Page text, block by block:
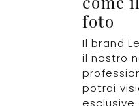
foto
Il brand
il nostro
potrai